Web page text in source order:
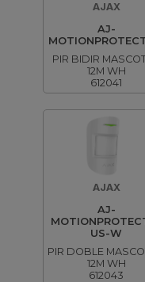
AJAX
AJ-
PIR BIDIR
12M WH
612041
AJAX
AJ-
US-W
PIR DOBLE
12M WH
612043